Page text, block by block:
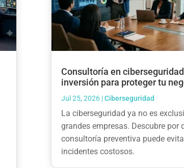
Consultoría en
inversión para proteger tu
Jul 25, 2026|Ciberseguridad
La ciberseguridad ya no es
grandes empresas. Descubre por
consultoría preventiva puede
incidentes costosos.